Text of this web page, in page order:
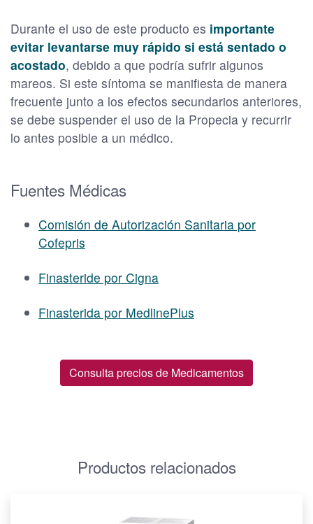
Durante el uso de este producto es importante
evitar levantarse muy rápido si está sentado o
acostado, debido a que podría sufrir algunos
mareos. Si este síntoma se manifiesta de manera
frecuente junto a los efectos secundarios anteriores,
se debe suspender el uso de la Propecia y recurrir
lo antes posible a un médico.
Fuentes Médicas
Comisión de Autorización Sanitaria por
Cofepris
Finasteride por Cigna
Finasterida por MedlinePlus
Consulta precios de Medicamentos
Productos relacionados